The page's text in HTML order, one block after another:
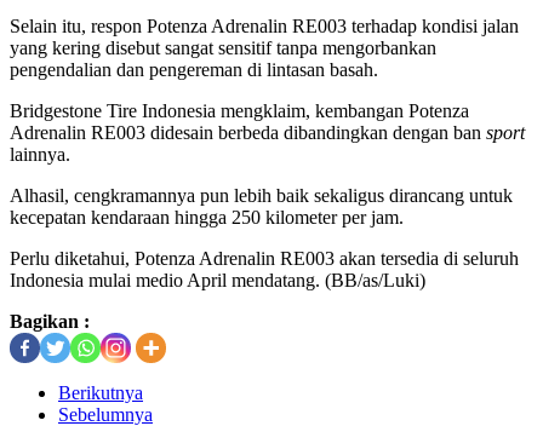
Selain itu, respon Potenza Adrenalin RE003 terhadap kondisi jalan
yang kering disebut sangat sensitif tanpa mengorbankan
pengendalian dan pengereman di lintasan basah.
Bridgestone Tire Indonesia mengklaim, kembangan Potenza
Adrenalin RE003 didesain berbeda dibandingkan dengan ban sport
lainnya.
Alhasil, cengkramannya pun lebih baik sekaligus dirancang untuk
kecepatan kendaraan hingga 250 kilometer per jam.
Perlu diketahui, Potenza Adrenalin RE003 akan tersedia di seluruh
Indonesia mulai medio April mendatang. (BB/as/Luki)
Bagikan :
Berikutnya
Sebelumnya